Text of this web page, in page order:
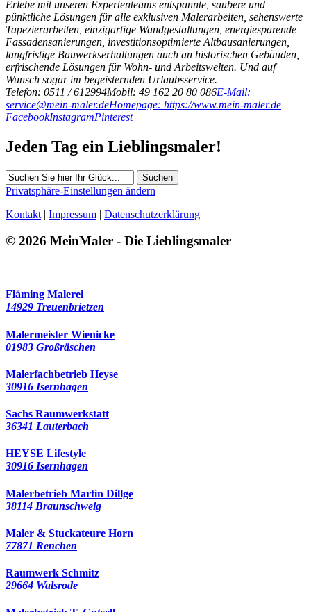
Erlebe mit unseren Expertenteams entspannte, saubere und
pünktliche Lösungen für alle exklusiven Malerarbeiten, sehenswerte
Tapezierarbeiten, einzigartige Wandgestaltungen, energiesparende
Fassadensanierungen, investitionsoptimierte Altbausanierungen,
langfristige Bauwerkserhaltungen auch an historischen Gebäuden,
erfrischende Lösungen für Wohn- und Arbeitswelten. Und auf
Wunsch sogar im begeisternden Urlaubsservice.
Telefon: 0511 / 612994Mobil: 49 162 20 80 086E-Mail:
service@mein-maler.deHomepage: https://www.mein-maler.de
FacebookInstagramPinterest
Jeden Tag ein Lieblingsmaler!
Suchen
Privatsphäre-Einstellungen ändern
Kontakt | Impressum | Datenschutzerklärung
© 2026 MeinMaler - Die Lieblingsmaler
Fläming Malerei
14929 Treuenbrietzen
Malermeister Wienicke
01983 Großräschen
Malerfachbetrieb Heyse
30916 Isernhagen
Sachs Raumwerkstatt
36341 Lauterbach
HEYSE Lifestyle
30916 Isernhagen
Malerbetrieb Martin Dillge
38114 Braunschweig
Maler & Stuckateure Horn
77871 Renchen
Raumwerk Schmitz
29664 Walsrode